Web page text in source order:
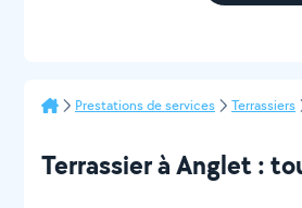
Prestations de services Terrassiers
Terrassier à Anglet :